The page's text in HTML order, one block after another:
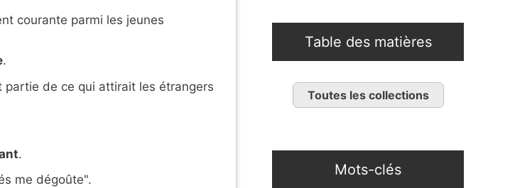
courante parmi les jeunes
.
de ce qui attirait les étrangers
.
me dégoûte".
Table des matières
Toutes les collections
Mots-clés